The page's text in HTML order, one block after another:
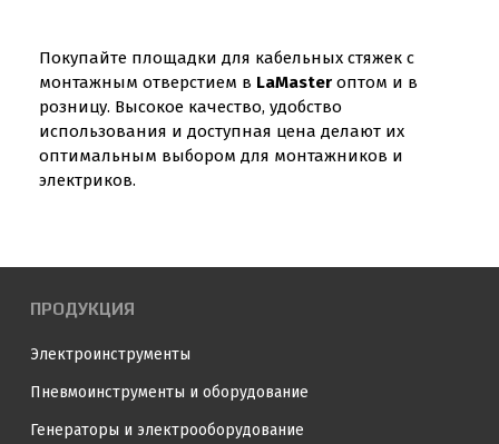
Покупайте площадки для кабельных стяжек с
монтажным отверстием в LaMaster оптом и в
розницу. Высокое качество, удобство
использования и доступная цена делают их
оптимальным выбором для монтажников и
электриков.
ПРОДУКЦИЯ
Электроинструменты
Пневмоинструменты и оборудование
Генераторы и электрооборудование